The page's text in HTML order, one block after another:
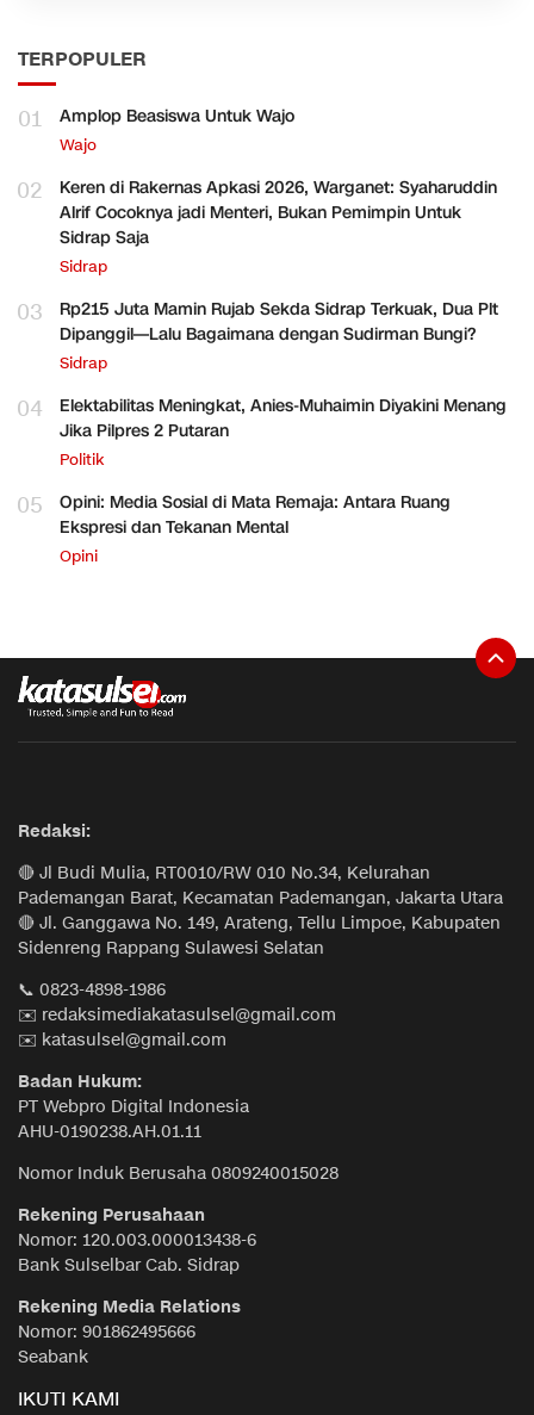
TERPOPULER
01 Amplop Beasiswa Untuk Wajo
Wajo
02
Keren di Rakernas Apkasi 2026, Warganet: Syaharuddin
Alrif Cocoknya jadi Menteri, Bukan Pemimpin Untuk
Sidrap Saja
Sidrap
03
Rp215 Juta Mamin Rujab Sekda Sidrap Terkuak, Dua Plt
Dipanggil—Lalu Bagaimana dengan Sudirman Bungi?
Sidrap
04
Elektabilitas Meningkat, Anies-Muhaimin Diyakini Menang
Jika Pilpres 2 Putaran
Politik
05
Opini: Media Sosial di Mata Remaja: Antara Ruang
Ekspresi dan Tekanan Mental
Opini
Redaksi:
🔴 Jl Budi Mulia, RT0010/RW 010 No.34, Kelurahan
Pademangan Barat, Kecamatan Pademangan, Jakarta Utara
🔴 Jl. Ganggawa No. 149, Arateng, Tellu Limpoe, Kabupaten
Sidenreng Rappang Sulawesi Selatan
📞 0823-4898-1986
✉️ redaksimediakatasulsel@gmail.com
✉️ katasulsel@gmail.com
Badan Hukum:
PT Webpro Digital Indonesia
AHU-0190238.AH.01.11
Nomor Induk Berusaha 0809240015028
Rekening Perusahaan
Nomor: 120.003.000013438-6
Bank Sulselbar Cab. Sidrap
Rekening Media Relations
Nomor: 901862495666
Seabank
IKUTI KAMI